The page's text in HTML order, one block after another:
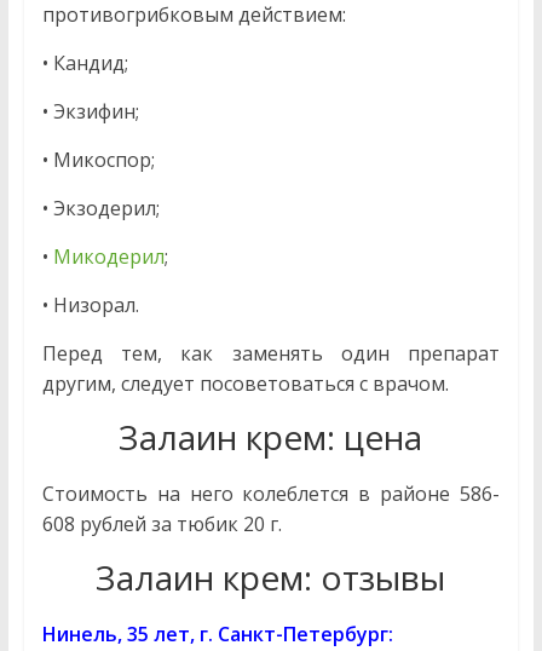
противогрибковым действием:
• Кандид;
• Экзифин;
• Микоспор;
• Экзодерил;
• Микодерил;
• Низорал.
Перед тем, как заменять один препарат
другим, следует посоветоваться с врачом.
Залаин крем: цена
Стоимость на него колеблется в районе 586-
608 рублей за тюбик 20 г.
Залаин крем: отзывы
Нинель, 35 лет, г. Санкт-Петербург: